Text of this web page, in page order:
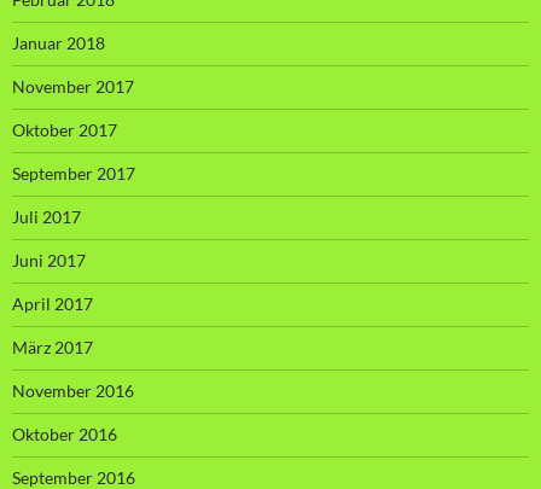
Januar 2018
November 2017
Oktober 2017
September 2017
Juli 2017
Juni 2017
April 2017
März 2017
November 2016
Oktober 2016
September 2016